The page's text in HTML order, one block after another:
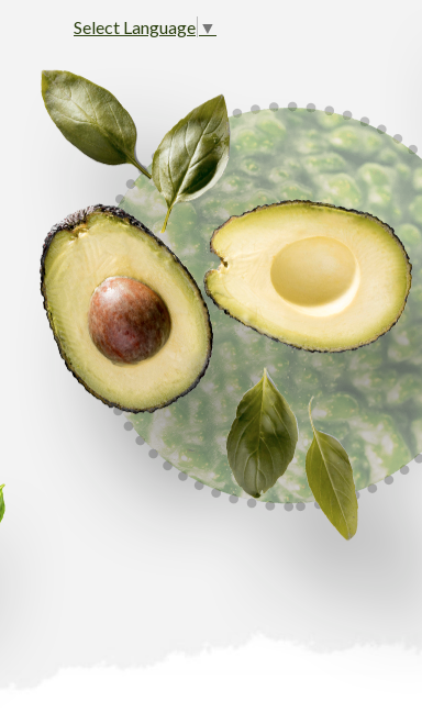
Select Language ▼